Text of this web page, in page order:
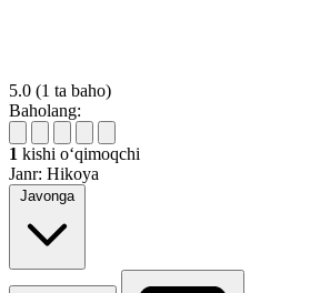
5.0 (1 ta baho)
Baholang:
1 kishi oʻqimoqchi
Janr: Hikoya
Javonga